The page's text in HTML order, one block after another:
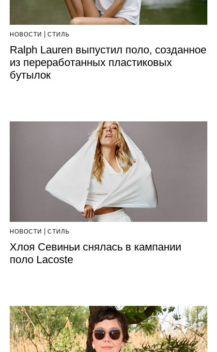
НОВОСТИ СТИЛЬ
Ralph Lauren выпустил поло, созданное
из переработанных пластиковых
бутылок
НОВОСТИ СТИЛЬ
Хлоя Севиньи снялась в кампании
поло Lacoste